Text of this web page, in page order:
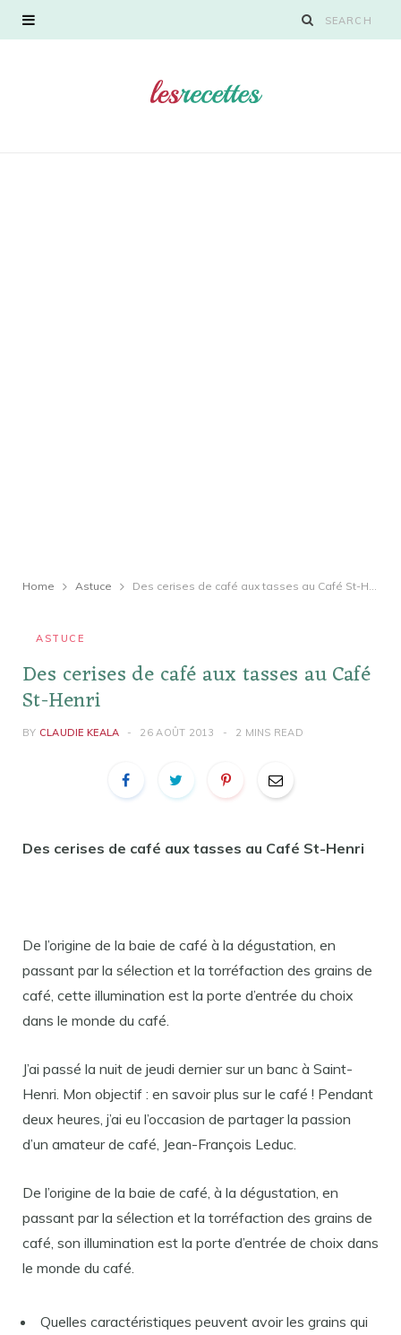
Home Astuce Des cerises de café aux tasses au Café St-Henri
ASTUCE
Des cerises de café aux tasses au Café
St-Henri
BY CLAUDIE KEALA 26 AOÛT 2013 2 MINS READ
Des cerises de café aux tasses au Café St-Henri
De l’origine de la baie de café à la dégustation, en
passant par la sélection et la torréfaction des grains de
café, cette illumination est la porte d’entrée du choix
dans le monde du café.
J’ai passé la nuit de jeudi dernier sur un banc à Saint-
Henri. Mon objectif : en savoir plus sur le café ! Pendant
deux heures, j’ai eu l’occasion de partager la passion
d’un amateur de café, Jean-François Leduc.
De l’origine de la baie de café, à la dégustation, en
passant par la sélection et la torréfaction des grains de
café, son illumination est la porte d’entrée de choix dans
le monde du café.
Quelles caractéristiques peuvent avoir les grains qui